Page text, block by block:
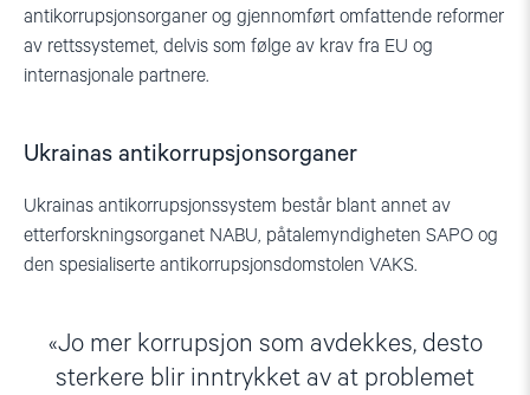
antikorrupsjonsorganer og gjennomført omfattende reformer
av rettssystemet, delvis som følge av krav fra EU og
internasjonale partnere.
Ukrainas antikorrupsjonsorganer
Ukrainas antikorrupsjonssystem består blant annet av
etterforskningsorganet NABU, påtalemyndigheten SAPO og
den spesialiserte antikorrupsjonsdomstolen VAKS.
Jo mer korrupsjon som avdekkes, desto
sterkere blir inntrykket av at problemet